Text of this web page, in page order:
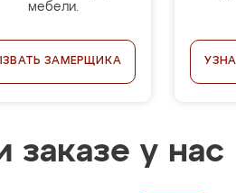
мебели.
ЗАМЕРЩИКА
заказе у нас